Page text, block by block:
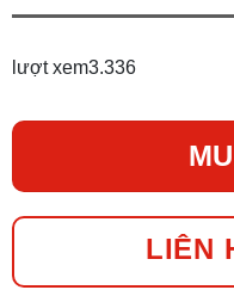
lượt xem3.336
LIÊN